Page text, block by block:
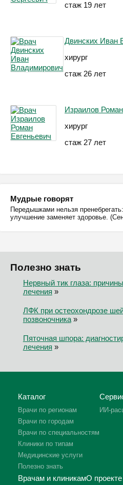
стаж 19 лет
Двинских Иван
хирург
стаж 26 лет
Израилов
хирург
стаж 27 лет
Мудрые говорят
Передышками нельзя
улучшение заменяет здоровье.
Полезно знать
Нервный тик глаза:
лечения »
ЛФК при остеохондрозе
позвоночника»
Пяточная шпора:
лечения »
Каталог
Врачи по регионам
Врачи по городам
Врачи по специальностям
Клиники по типам
Медицинские услуги
Полезно знать
ИИ-
Врачам и клиникамО проекте